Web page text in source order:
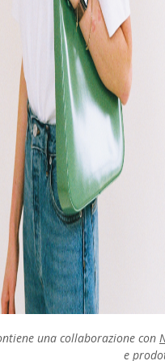
una collaborazione con
e